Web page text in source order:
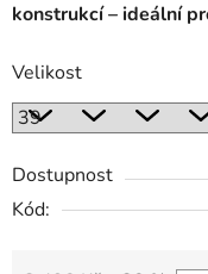
konstrukcí – ideální
Velikost
Dostupnost
Kód: